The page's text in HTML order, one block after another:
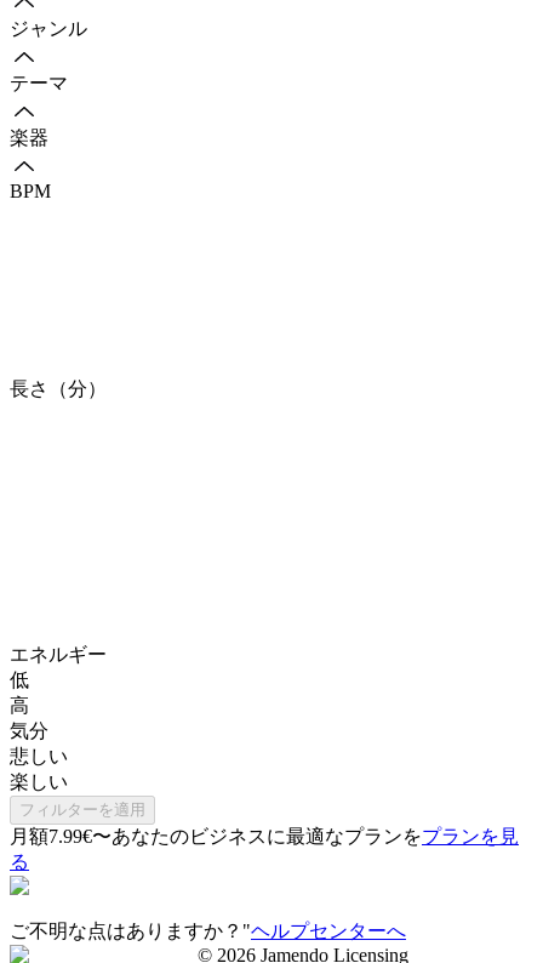
ジャンル
テーマ
楽器
BPM
長さ（分）
エネルギー
低
高
気分
悲しい
楽しい
フィルターを適用
月額7.99€〜あなたのビジネスに最適なプランをプランを見
る
ご不明な点はありますか？"ヘルプセンターへ
© 2026 Jamendo Licensing